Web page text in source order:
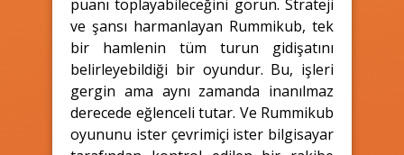
puanı toplayabileceğini görün. Strateji
ve şansı harmanlayan Rummikub, tek
bir hamlenin tüm turun gidişatını
belirleyebildiği bir oyundur. Bu, işleri
gergin ama aynı zamanda inanılmaz
derecede eğlenceli tutar. Ve Rummikub
oyununu ister çevrimiçi ister bilgisayar